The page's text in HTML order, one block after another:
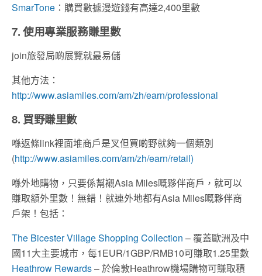
SmarTone ：購買數據漫遊錢有高達2,400里數
7. 使用專業服務賺里數
join旅發局啲展覽就最易儲
其他方法：
http://www.asiamiles.com/am/zh/earn/professional
8. 買野賺里數
喺返條link裡面堆商戶是叉但買啲野就夠一個類別
(http://www.asiamiles.com/am/zh/earn/retail)
喺外地購物，只要係幫襯Asia Miles嘅夥伴商戶，就可以
賺取額外里數！無錯！就連外地都有Asia Miles嘅夥伴商
戶架！包括：
The Bicester Village Shopping Collection – 覆蓋歐洲及中
國11大主要城市，每1EUR/1GBP/RMB10可賺取1.25里數
Heathrow Rewards– 於倫敦Heathrow機場購物可賺取積